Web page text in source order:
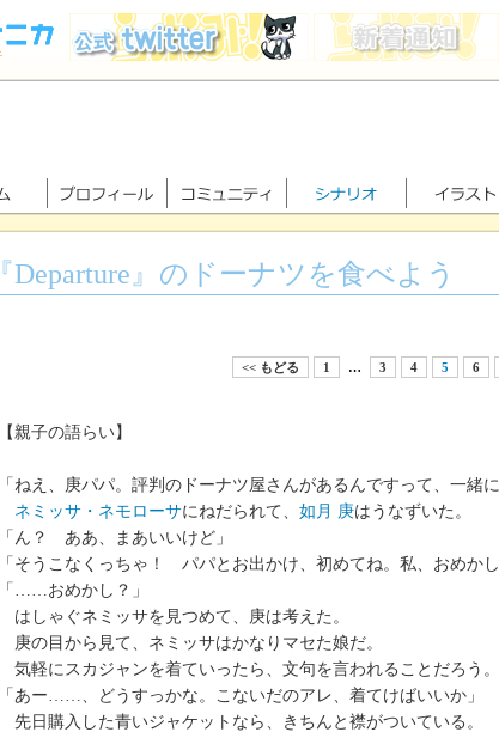
『Departure』のドーナツを食べよう
<< もどる 1 … 3 4 5 6
【親子の語らい】
「ねえ、庚パパ。評判のドーナツ屋さんがあるんですって、一緒
ネミッサ・ネモローサにねだられて、 如月 庚はうなずいた。
「ん？ ああ、まあいいけど」
「そうこなくっちゃ！ パパとお出かけ、初めてね。私、おめかし
「……おめかし？」
はしゃぐネミッサを見つめて、庚は考えた。
庚の目から見て、ネミッサはかなりマセた娘だ。
気軽にスカジャンを着ていったら、文句を言われることだろう。
「あー……、どうすっかな。こないだのアレ、着てけばいいか」
先日購入した青いジャケットなら、きちんと襟がついている。